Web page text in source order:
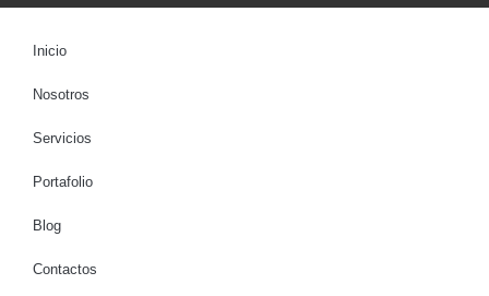
Inicio
Nosotros
Servicios
Portafolio
Blog
Contactos